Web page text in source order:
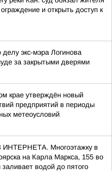
ограждение и открыть доступ к
экс-мэра Логинова
за закрытыми дверями
крае утверждён новый
предприятий в периоды
метеоусловий
Многоэтажку в
на Карла Маркса, 155 во
водой до пятого